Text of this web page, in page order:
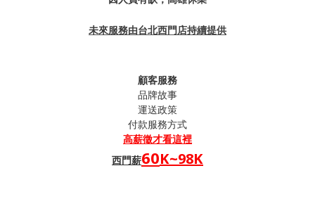
未來服務由台北西門店持續提供
顧客服務
品牌故事
運送政策
付款服務方式
高薪徵才看這裡
西門薪60K~98K